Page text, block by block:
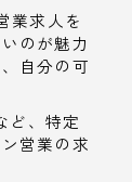
業求人を
のが魅力
自分の可
ど、特定
営業の求